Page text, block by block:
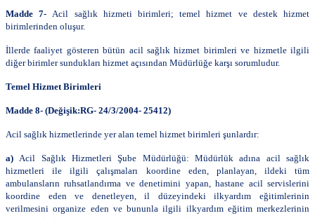
Madde 7- Acil sağlık hizmeti birimleri; temel hizmet ve destek hizmet
birimlerinden oluşur.
İllerde faaliyet gösteren bütün acil sağlık hizmet birimleri ve hizmetle ilgili
diğer birimler sundukları hizmet açısından Müdürlüğe karşı sorumludur.
Temel Hizmet Birimleri
Madde 8- (Değişik:RG- 24/3/2004- 25412)
Acil sağlık hizmetlerinde yer alan temel hizmet birimleri şunlardır:
a) Acil Sağlık Hizmetleri Şube Müdürlüğü: Müdürlük adına acil sağlık
hizmetleri ile ilgili çalışmaları koordine eden, planlayan, ildeki tüm
ambulansların ruhsatlandırma ve denetimini yapan, hastane acil servislerini
koordine eden ve denetleyen, il düzeyindeki ilkyardım eğitimlerinin
verilmesini organize eden ve bununla ilgili ilkyardım eğitim merkezlerinin